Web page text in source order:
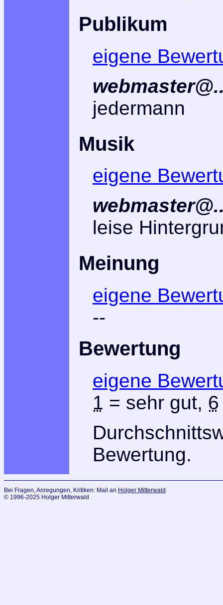
Publikum
eigene
jedermann
Musik
eigene
leise
Meinung
eigene
--
Bewertung
eigene
1 = sehr gut, 6
Bewertung.
Bei Fragen, Anregungen, Kritiken: Mail an Holger Mitterwald
© 1996-2025 Holger Mitterwald